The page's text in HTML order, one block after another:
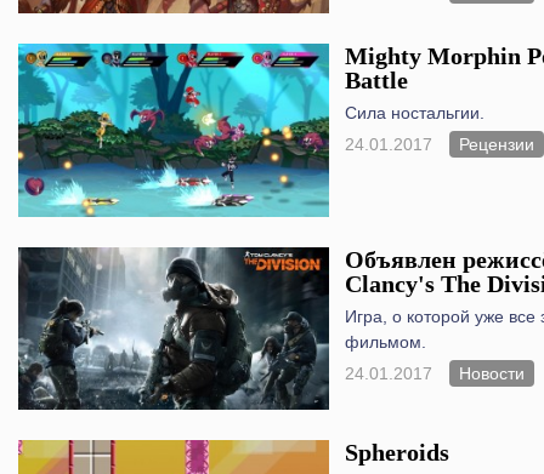
Mighty Morphin
Battle
Сила ностальгии.
24.01.2017
Рецензии
Объявлен
Clancy's The
Игра, о которой уже все
фильмом.
24.01.2017
Новости
Spheroids